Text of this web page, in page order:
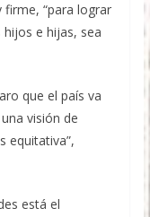
“para lograr
e hijas, sea
que el país va
visión de
equitativa”,
está el